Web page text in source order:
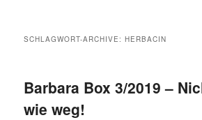
SCHLAGWORT-ARCHIVE:HERBACIN
Barbara Box 3/2019 –
wie weg!